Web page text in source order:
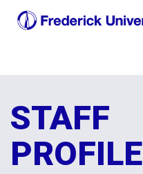
STAFF
PROFILE